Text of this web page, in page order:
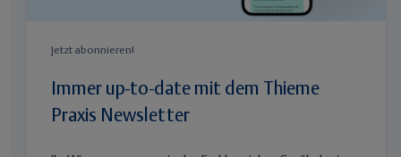
Jetzt abonnieren!
Immer up-to-date mit dem Thieme
Praxis Newsletter